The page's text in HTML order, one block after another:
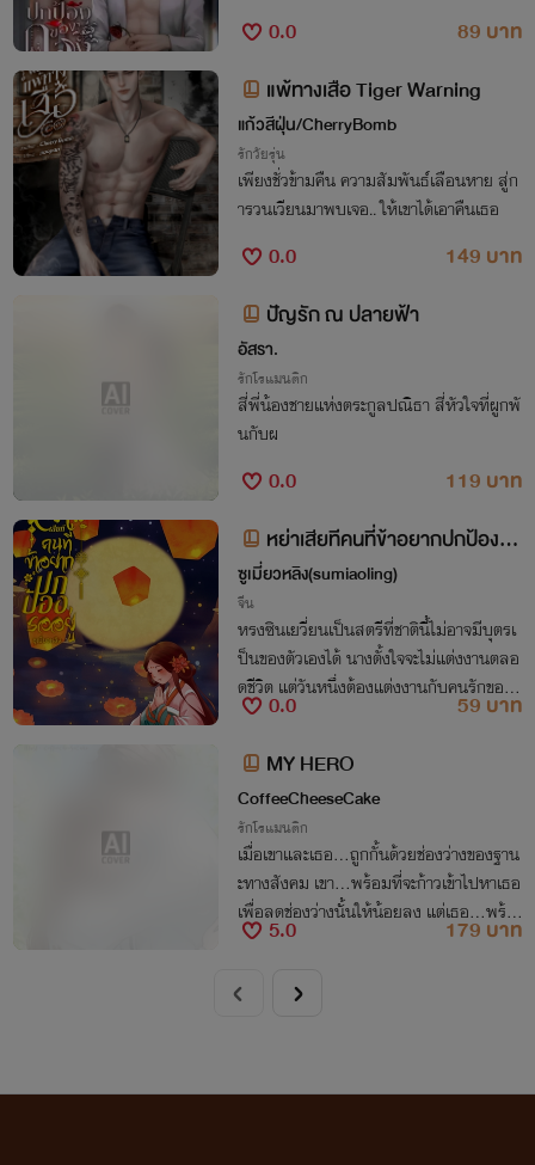
0.0
89 บาท
แพ้ทางเสือ Tiger Warning
แก้วสีฝุ่น/CherryBomb
รักวัยรุ่น
เพียงชั่วข้ามคืน ความสัมพันธ์เลือนหาย สู่ก
ารวนเวียนมาพบเจอ.. ให้เขาได้เอาคืนเธอ
0.0
149 บาท
ปัญรัก ณ ปลายฟ้า
อัสรา.
รักโรแมนติก
สี่พี่น้องชายแห่งตระกูลปณิธา สี่หัวใจที่ผูกพั
นกับผ
0.0
119 บาท
หย่าเสียทีคนที่ข้าอยากปกป้องรอ
อยู่
ซูเมี่ยวหลิง(sumiaoling)
จีน
หรงซินเยวี่ยนเป็นสตรีที่ชาตินี้ไม่อาจมีบุตรเ
ป็นของตัวเองได้ นางตั้งใจจะไม่แต่งงานตลอ
ดชีวิต แต่วันหนึ่งต้องแต่งงานกับคนรักของ
พี่สาวเพื่อรักษาเขาเอาไว้ระหว่างรอนางไปเป็
0.0
59 บาท
MY HERO
CoffeeCheeseCake
รักโรแมนติก
เมื่อเขาและเธอ...ถูกกั้นด้วยช่องว่างของฐาน
ะทางสังคม เขา...พร้อมที่จะก้าวเข้าไปหาเธอ
เพื่อลดช่องว่างนั้นให้น้อยลง แต่เธอ...พร้อ
มจะก้าวเข้ามาหาเขาหรือไม่ เขาจะทำอย่างไรใ
5.0 179 บาท